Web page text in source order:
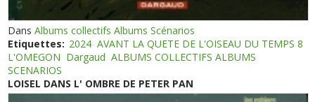
DansAlbums collectifs Albums Scénarios
Etiquettes: 2024 AVANT LA QUETE DE L'OISEAU DU TEMPS 8
L'OMEGON Dargaud ALBUMS COLLECTIFS ALBUMS
SCENARIOS
LOISEL DANS L' OMBRE DE PETER PAN